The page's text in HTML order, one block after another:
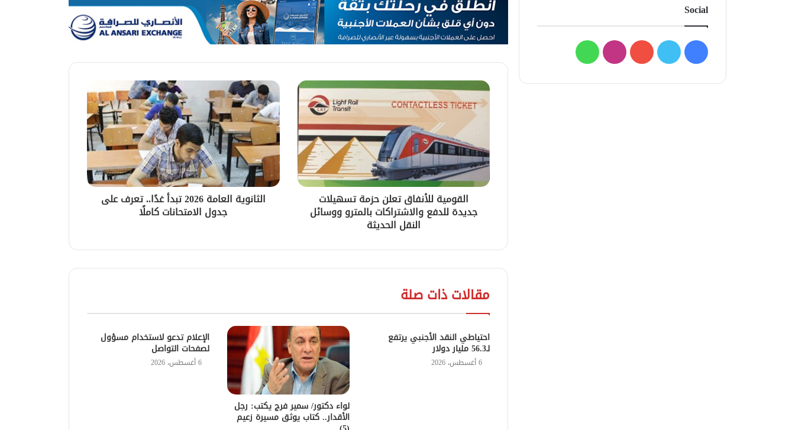
القومية للأنفاق تعلن حزمة تسهيلات
جديدة للدفع والاشتراكات بالمترو ووسائل
النقل الحديثة
الثانوية العامة 2026 تبدأ غدًا.. تعرف على
جدول الامتحانات كاملًا
مقالات ذات صلة
احتياطي النقد الأجنبي يرتفع
لـ56.3 مليار دولار
6 أغسطس، 2026
لواء دكتور/ سمير فرج يكتب: رجل
الأقدار.. كتاب يوثق مسيرة زعيم
الإعلام تدعو لاستخدام مسؤول
لصفحات التواصل
6 أغسطس، 2026
Social
فيسبوك
تويتر يوتيوبانستقرامواتساب